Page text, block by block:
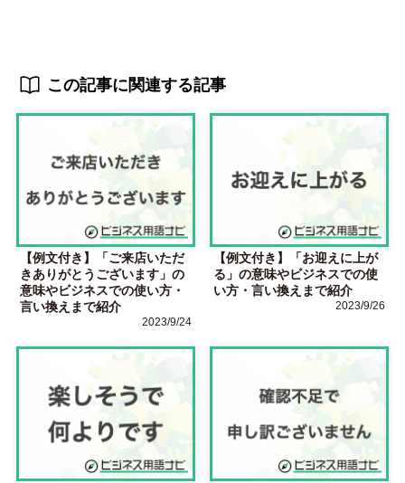
この記事に関連する記事
【例文付き】「ご来店いただ
きありがとうございます」の
意味やビジネスでの使い方・
言い換えまで紹介
2023/9/24
【例文付き】「お迎えに上が
る」の意味やビジネスでの使
い方・言い換えまで紹介
2023/9/26